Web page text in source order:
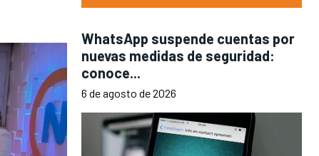
WhatsApp suspende cuentas por
nuevas medidas de seguridad:
conoce...
6 de agosto de 2026